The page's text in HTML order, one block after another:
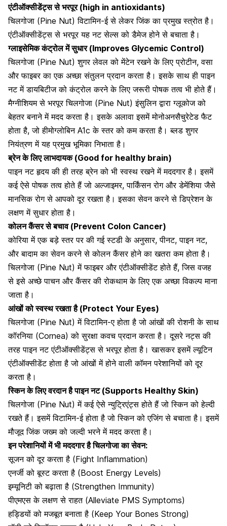
एंटीऑक्सीडेंट्स से भरपूर (high in antioxidants)
चिलगोजा (Pine Nut) विटामिन-ई से लेकर जिंक का प्रमुख स्त्रोत है।
एंटीऑक्सीडेंट्स से भरपूर यह नट सेल्स को डैमेज होने से बचाता है।
ग्लाइसेमिक कंट्रोल में सुधार (Improves Glycemic Control)
चिलगोजा (Pine Nut)शुगर लेवल को मेंटेनरखने के लिए प्रोटीन, वसा
और फाइबर का एक अच्छा संतुलन प्रदान करता है। इसके साथ ही पाइन
नट में डायबिटीज को कंट्रोल करने के लिए जरूरी पोषक तत्व भी होते हैं।
मैग्नीशियम से भरपूर चिलगोजा (Pine Nut) इंसुलिन द्वारा ग्लूकोज को
बेहतर बनाने में मदद करता है। इसके अलावा इसमें मोनोअनसैचुरेटेड फैट
होता है, जो हीमोग्लोबिन A1c के स्तर को कम करता है। ब्लड शुगर
नियंत्रण में यह प्रमुख भूमिका निभाता है।
ब्रेन के लिए लाभदायक (Good for healthy brain)
पाइन नट हृदय की ही तरह ब्रेन को भी स्वस्थ रखने में मददगार है। इसमें
कई ऐसे पोषक तत्व होते हैं जो अल्जाइमर, पार्किंसन रोगऔरडेमेंशिया जैसे
मानसिक रोग से आपको दूर रखता है। इसका सेवन करने से डिप्रेशन के
लक्षण में सुधार होता है।
कोलन कैंसर से बचाव (Prevent Colon Cancer)
कोरिया में एक बड़े स्तर पर की गई स्टडी के अनुसार,पीनट, पाइन नट,
औरबादाम का सेवनकरने से कोलन कैंसर होने का खतरा कम होता है।
चिलगोजा (Pine Nut) में फाइबर और एंटीऑक्सीडेंट होते हैं, जिस वजह
से इसे अच्छे पाचन और कैंसर की रोकथाम के लिए एक अच्छा विकल्प माना
जाता है।
आंखों को स्वस्थ रखता है (Protect Your Eyes)
चिलगोजा (Pine Nut) मेंविटामिन-ए होता है जो आंखों की रोशनी के साथ
कॉरनिया (Cornea) को सुरक्षा कवच प्रदान करता है। दूसरे नट्स की
तरह पाइन नट एंटीऑक्सीडेंट्स से भरपूर होता है। खासकर इसमें ल्यूटिन
एंटीऑक्सीडेंट होता है जो आंखों में होने वाली कॉमन परेशानियों को दूर
करता है।
स्किन के लिए वरदान है पाइन नट (Supports Healthy Skin)
चिलगोजा (Pine Nut) में कई ऐसे न्युट्रिएंट्स होते हैं जोस्किन को हेल्दी
रखते हैं। इसमेंविटामिन-ईहोता है जो स्किन को एजिंग से बचाता है। इसमें
मौजूद जिंक जख्म को जल्दी भरने में मदद करता है।
इन परेशानियों में भी मददगार है चिलगोजा का सेवन:
सूजन को दूर करता है (Fight Inflammation)
एनर्जी को बूस्टकरता है (Boost Energy Levels)
इम्यूनिटी को बढ़ाता है (Strengthen Immunity)
पीएमएस के लक्षण से राहत(Alleviate PMS Symptoms)
हड्डियों को मजबूतबनाता है (Keep Your Bones Strong)